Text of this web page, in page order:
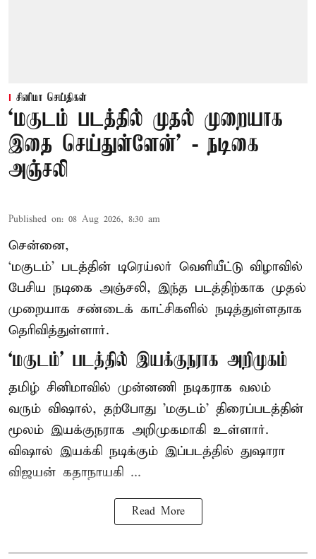
சினிமா செய்திகள்
‘மகுடம் படத்தில் முதல் முறையாக
இதை செய்துள்ளேன்’ - நடிகை
அஞ்சலி
Published on: 08 Aug 2026, 8:30 am
சென்னை,
‘மகுடம்’ படத்தின் டிரெய்லர் வெளியீட்டு விழாவில்
பேசிய நடிகை அஞ்சலி, இந்த படத்திற்காக முதல்
முறையாக சண்டைக் காட்சிகளில் நடித்துள்ளதாக
தெரிவித்துள்ளார்.
‘மகுடம்’ படத்தில் இயக்குநராக அறிமுகம்
தமிழ் சினிமாவில் முன்னணி நடிகராக வலம்
வரும் விஷால், தற்போது 'மகுடம்' திரைப்படத்தின்
மூலம் இயக்குநராக அறிமுகமாகி உள்ளார்.
விஷால் இயக்கி நடிக்கும் இப்படத்தில் துஷாரா
விஜயன் கதாநாயகி ...
Read More